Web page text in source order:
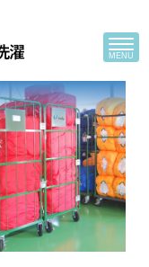
Toggle
MENU